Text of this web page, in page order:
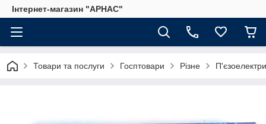
Інтернет-магазин "АРНАС"
Товари та послуги Госптовари Різне